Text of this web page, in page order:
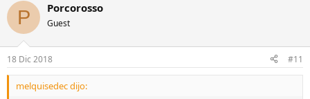
P Porcorosso
Guest
18 Dic 2018 #11
melquisedec dijo: